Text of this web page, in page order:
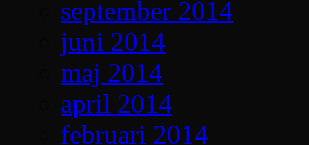
september 2014
juni 2014
maj 2014
april 2014
februari 2014